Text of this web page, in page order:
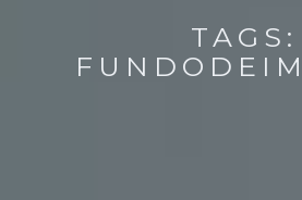
TAGS: